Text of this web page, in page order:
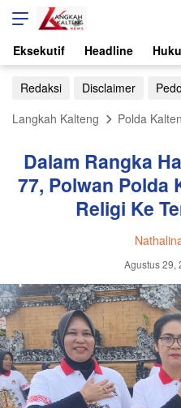
Eksekutif Headline
Redaksi Disclaimer
Langkah Kalteng
Polda
Dalam Rangka
77, Polwan Polda
Religi Ke
Agustus 29,